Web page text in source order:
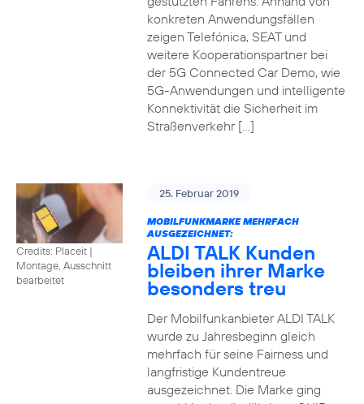
konkreten Anwendungsfällen
zeigen Telefónica, SEAT und
weitere Kooperationspartner bei
der 5G Connected Car Demo, wie
5G-Anwendungen und intelligente
Konnektivität die Sicherheit im
Straßenverkehr […]
Credits: Placeit |
Montage, Ausschnitt
bearbeitet
25. Februar 2019
MOBILFUNKMARKE MEHRFACH
AUSGEZEICHNET:
ALDI TALK Kunden
bleiben ihrer Marke
besonders treu
Der Mobilfunkanbieter ALDI TALK
wurde zu Jahresbeginn gleich
mehrfach für seine Fairness und
langfristige Kundentreue
ausgezeichnet. Die Marke ging